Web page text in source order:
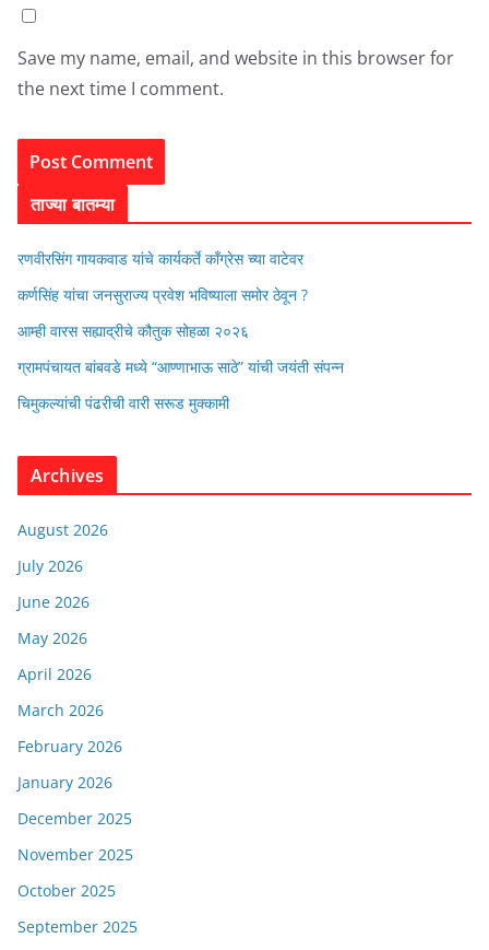
Save my name, email, and website in this browser for
the next time I comment.
ताज्या बातम्या
रणवीरसिंग गायकवाड यांचे कार्यकर्ते कॉंग्रेस च्या वाटेवर
कर्णसिंह यांचा जनसुराज्य प्रवेश भविष्याला समोर ठेवून ?
आम्ही वारस सह्याद्रीचे कौतुक सोहळा २०२६
ग्रामपंचायत बांबवडे मध्ये “आण्णाभाऊ साठे” यांची जयंती संपन्न
चिमुकल्यांची पंढरीची वारी सरूड मुक्कामी
Archives
August 2026
July 2026
June 2026
May 2026
April 2026
March 2026
February 2026
January 2026
December 2025
November 2025
October 2025
September 2025